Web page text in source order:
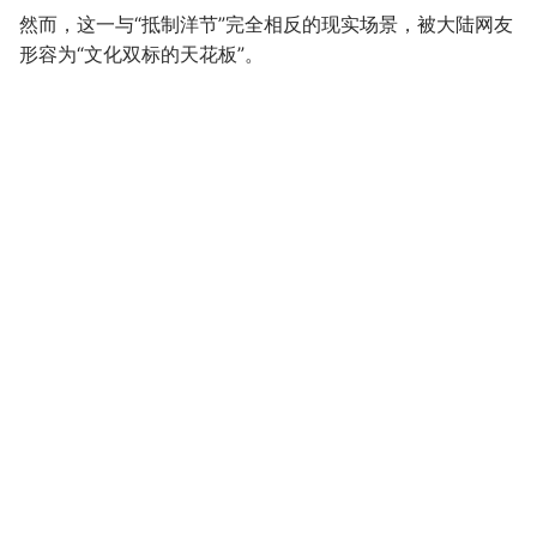
然而，这一与“抵制洋节”完全相反的现实场景，被大陆网友
形容为“文化双标的天花板”。